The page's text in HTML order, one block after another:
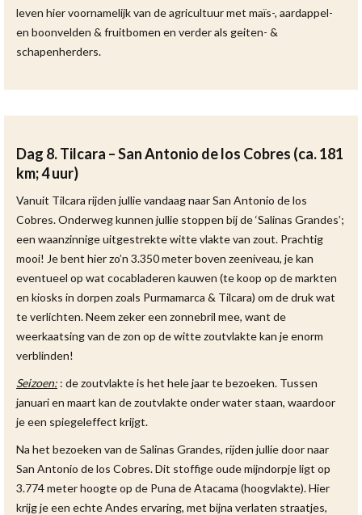
leven hier voornamelijk van de agricultuur met maïs-, aardappel-
en boonvelden & fruitbomen en verder als geiten- &
schapenherders.
Dag 8. Tilcara – San Antonio de los Cobres (ca. 181
km; 4 uur)
Vanuit Tilcara rijden jullie vandaag naar San Antonio de los
Cobres. Onderweg kunnen jullie stoppen bij de ‘Salinas Grandes’;
een waanzinnige uitgestrekte witte vlakte van zout. Prachtig
mooi! Je bent hier zo’n 3.350 meter boven zeeniveau, je kan
eventueel op wat cocabladeren kauwen (te koop op de markten
en kiosks in dorpen zoals Purmamarca & Tilcara) om de druk wat
te verlichten. Neem zeker een zonnebril mee, want de
weerkaatsing van de zon op de witte zoutvlakte kan je enorm
verblinden!
Seizoen: : de zoutvlakte is het hele jaar te bezoeken. Tussen
januari en maart kan de zoutvlakte onder water staan, waardoor
je een spiegeleffect krijgt.
Na het bezoeken van de Salinas Grandes, rijden jullie door naar
San Antonio de los Cobres. Dit stoffige oude mijndorpje ligt op
3.774 meter hoogte op de Puna de Atacama (hoogvlakte). Hier
krijg je een echte Andes ervaring, met bijna verlaten straatjes,